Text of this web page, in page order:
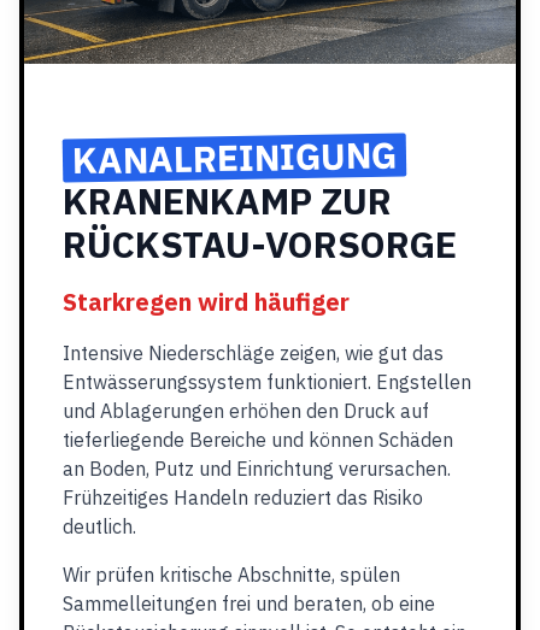
KANALREINIGUNG
KRANENKAMP ZUR
RÜCKSTAU-VORSORGE
Starkregen wird häufiger
Intensive Niederschläge zeigen, wie gut das
Entwässerungssystem funktioniert. Engstellen
und Ablagerungen erhöhen den Druck auf
tieferliegende Bereiche und können Schäden
an Boden, Putz und Einrichtung verursachen.
Frühzeitiges Handeln reduziert das Risiko
deutlich.
Wir prüfen kritische Abschnitte, spülen
Sammelleitungen frei und beraten, ob eine